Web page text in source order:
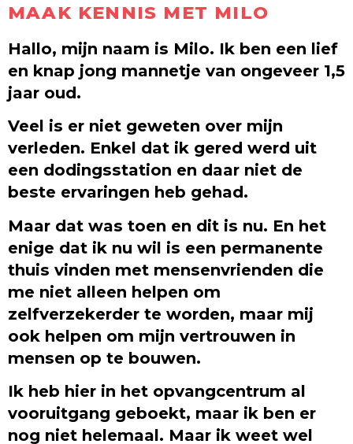
MAAK KENNIS MET MILO
Hallo, mijn naam is Milo. Ik ben een lief
en knap jong mannetje van ongeveer 1,5
jaar oud.
Veel is er niet geweten over mijn
verleden. Enkel dat ik gered werd uit
een dodingsstation en daar niet de
beste ervaringen heb gehad.
Maar dat was toen en dit is nu. En het
enige dat ik nu wil is een permanente
thuis vinden met mensenvrienden die
me niet alleen helpen om
zelfverzekerder te worden, maar mij
ook helpen om mijn vertrouwen in
mensen op te bouwen.
Ik heb hier in het opvangcentrum al
vooruitgang geboekt, maar ik ben er
nog niet helemaal. Maar ik weet wel